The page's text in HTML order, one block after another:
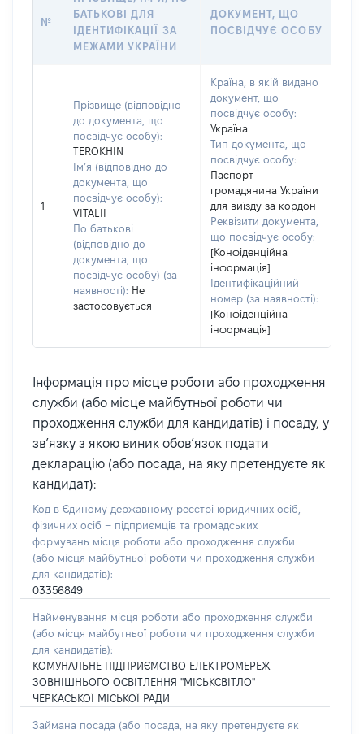
№
БАТЬКОВІ ДЛЯ
ІДЕНТИФІКАЦІЇ ЗА
МЕЖАМИ УКРАЇНИ
ДОКУМЕНТ, ЩО
ПОСВІДЧУЄ ОСОБУ
1
Прізвище (відповідно
до документа, що
посвідчує особу):
TEROKHIN
Ім’я (відповідно до
документа, що
посвідчує особу):
VITALII
По батькові
(відповідно до
документа, що
посвідчує особу) (за
наявності): Не
застосовується
Країна, в якій видано
документ, що
посвідчує особу:
Україна
Тип документа, що
посвідчує особу:
Паспорт
громадянина України
для виїзду за кордон
Реквізити документа,
що посвідчує особу:
[Конфіденційна
інформація]
Ідентифікаційний
номер (за наявності):
[Конфіденційна
інформація]
Інформація про місце роботи або проходження
служби (або місце майбутньої роботи чи
проходження служби для кандидатів) і посаду, у
зв’язку з якою виник обов’язок подати
декларацію (або посада, на яку претендуєте як
кандидат):
Код в Єдиному державному реєстрі юридичних осіб,
фізичних осіб – підприємців та громадських
формувань місця роботи або проходження служби
(або місця майбутньої роботи чи проходження служби
для кандидатів):
03356849
Найменування місця роботи або проходження служби
(або місця майбутньої роботи чи проходження служби
для кандидатів):
КОМУНАЛЬНЕ ПІДПРИЄМСТВО ЕЛЕКТРОМЕРЕЖ
ЗОВНІШНЬОГО ОСВІТЛЕННЯ "МІСЬКСВІТЛО"
ЧЕРКАСЬКОЇ МІСЬКОЇ РАДИ
Займана посада (або посада, на яку претендуєте як